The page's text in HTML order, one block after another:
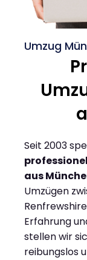
Umzug
Seit 2003
aus
Umzügen
Erfahrung
stellen wir
reibungslos